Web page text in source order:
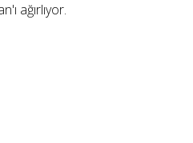
ağırlıyor.